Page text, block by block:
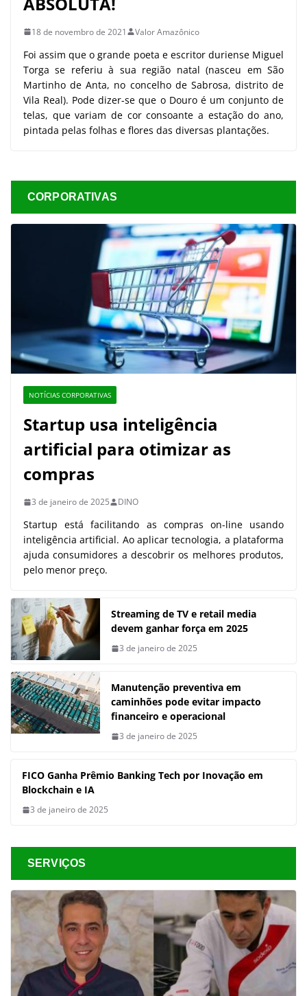
18 de novembro de 2021 Valor Amazônico
Foi assim que o grande poeta e escritor duriense Miguel
Torga se referiu à sua região natal (nasceu em São
Martinho de Anta, no concelho de Sabrosa, distrito de
Vila Real). Pode dizer-se que o Douro é um conjunto de
telas, que variam de cor consoante a estação do ano,
pintada pelas folhas e flores das diversas plantações.
CORPORATIVAS
NOTÍCIAS CORPORATIVAS
Startup usa inteligência
artificial para otimizar as
compras
3 de janeiro de 2025 DINO
Startup está facilitando as compras on-line usando
inteligência artificial. Ao aplicar tecnologia, a plataforma
ajuda consumidores a descobrir os melhores produtos,
pelo menor preço.
Streaming de TV e retail media
devem ganhar força em 2025
3 de janeiro de 2025
Manutenção preventiva em
caminhões pode evitar impacto
financeiro e operacional
3 de janeiro de 2025
FICO Ganha Prêmio Banking Tech por Inovação em
Blockchain e IA
3 de janeiro de 2025
SERVIÇOS